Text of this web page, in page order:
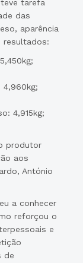
tarefa
das
aparência
resultados:
4,960kg;
4,915kg;
produtor
aos
António
a conhecer
reforçou o
e
de